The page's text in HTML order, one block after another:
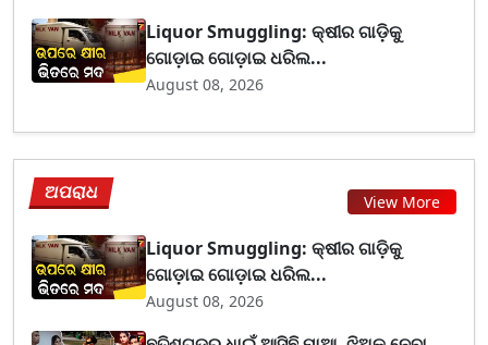
Liquor Smuggling: କ୍ଷୀର ଗାଡ଼ିକୁ
ଗୋଡ଼ାଇ ଗୋଡ଼ାଇ ଧରିଲ...
August 08, 2026
ଅପରାଧ View More
Liquor Smuggling: କ୍ଷୀର ଗାଡ଼ିକୁ
ଗୋଡ଼ାଇ ଗୋଡ଼ାଇ ଧରିଲ...
August 08, 2026